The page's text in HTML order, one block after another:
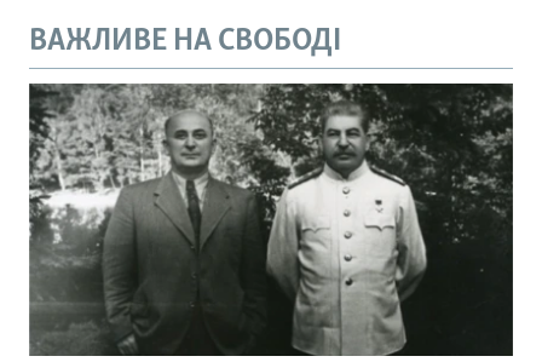
ВАЖЛИВЕ НА СВОБОДІ